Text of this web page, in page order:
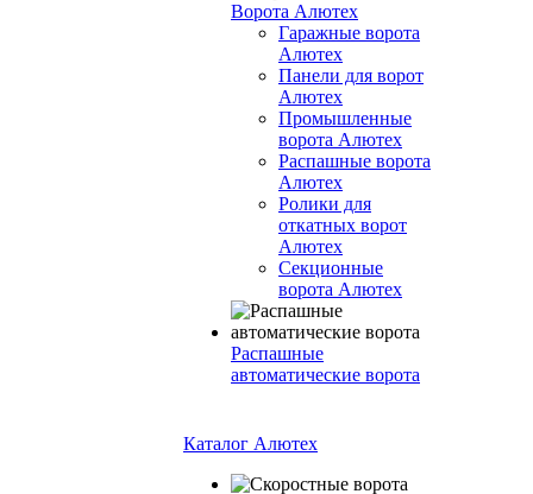
Ворота Алютех
Гаражные ворота
Алютех
Панели для ворот
Алютех
Промышленные
ворота Алютех
Распашные ворота
Алютех
Ролики для
откатных ворот
Алютех
Секционные
ворота Алютех
Распашные
автоматические ворота
Каталог Алютех